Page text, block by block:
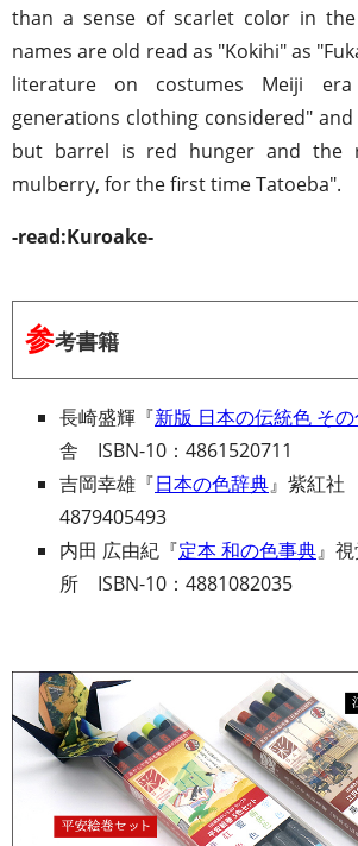
than a sense of scarlet color in
names are old read as "Kokihi" as
literature on costumes Meiji era
generations clothing considered" and
but barrel is red hunger and the
mulberry, for the first time Tatoeba".
-read:Kuroake-
参考書籍
長崎盛輝『新版 日本の伝統色 そ
舎 ISBN-10：4861520711
吉岡幸雄『日本の色辞典』紫紅社
4879405493
内田 広由紀『定本 和の色事典』
所 ISBN-10：4881082035